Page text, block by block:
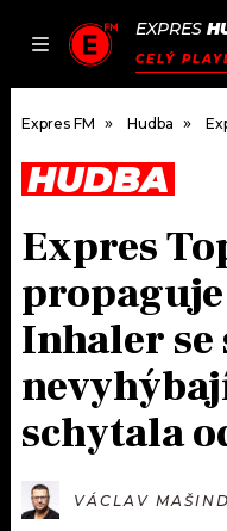
EXPRES
CELÝ
DOMŮ
ČLÁNKY
AKTUÁLNĚ
HUDBA
ROZHOVORY
#NEBUDUDOMA
PODCASTY
JAK NALADIT
RÁDIO
APLIKACE
SOUTĚŽE
Expres FM Hudba Expres Top:
HUDBA
Expres
Inhaler se
schytala
VÁCLAV